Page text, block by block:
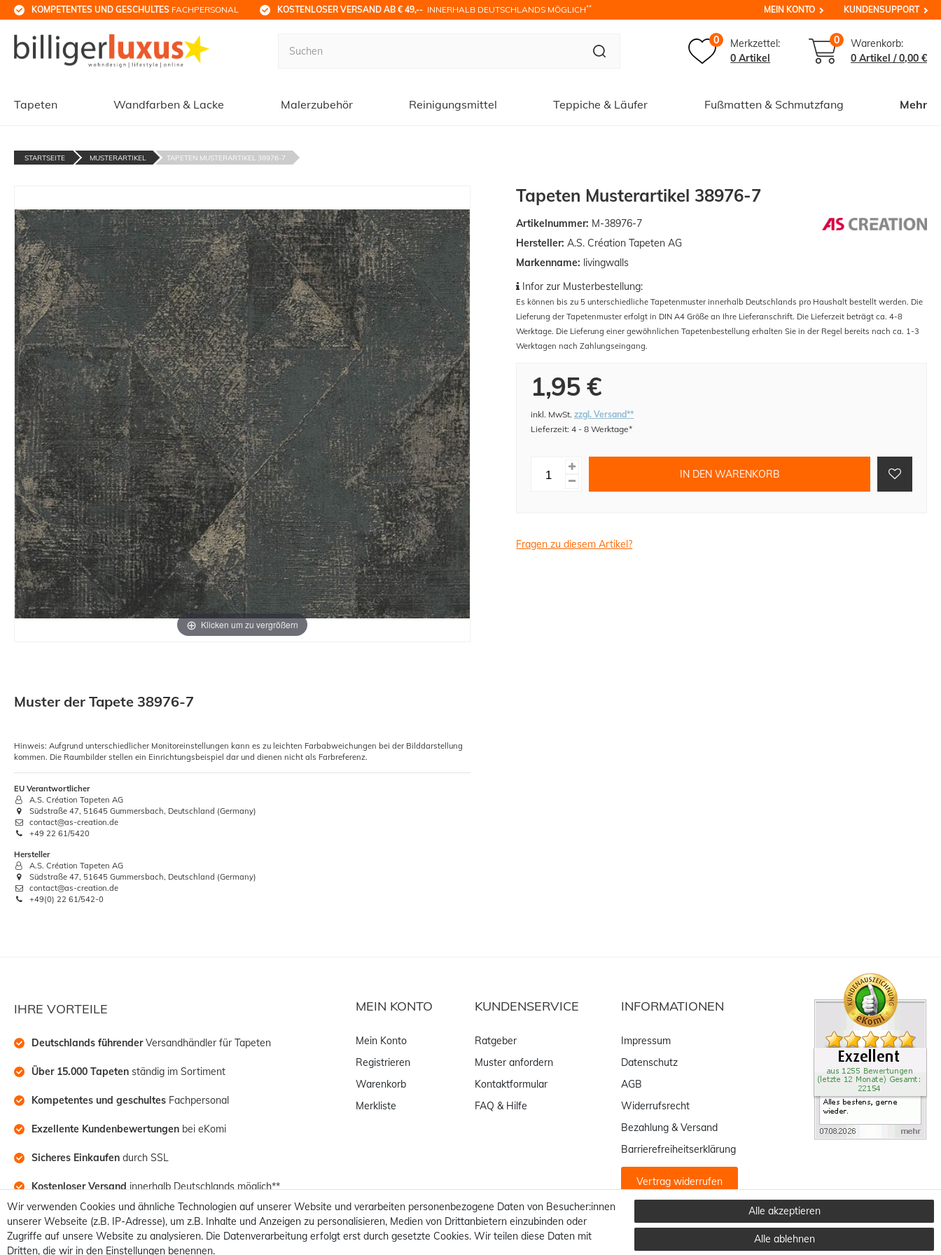
KOMPETENTES UND GESCHULTES FACHPERSONAL KOSTENLOSER VERSAND AB € 49,-- INNERHALB DEUTSCHLANDS MÖGLICH** MEIN KONTO KUNDENSUPPORT
0
Merkzettel:
0 Artikel
0
Warenkorb:
0 Artikel /0,00 €
Tapeten Wandfarben & Lacke Malerzubehör Reinigungsmittel Teppiche & Läufer Fußmatten & Schmutzfang Mehr
STARTSEITE MUSTERARTIKEL TAPETEN MUSTERARTIKEL 38976-7
Klicken um zu vergrößern
Tapeten Musterartikel 38976-7
Artikelnummer: M-38976-7
Hersteller: A.S. Création Tapeten AG
Markenname: livingwalls
Infor zur Musterbestellung:
Es können bis zu 5 unterschiedliche Tapetenmuster innerhalb Deutschlands pro Haushalt bestellt werden. Die
Lieferung der Tapetenmuster erfolgt in DIN A4 Größe an Ihre Lieferanschrift. Die Lieferzeit beträgt ca. 4-8
Werktage. Die Lieferung einer gewöhnlichen Tapetenbestellung erhalten Sie in der Regel bereits nach ca. 1-3
Werktagen nach Zahlungseingang.
1,95 €
inkl. MwSt.zzgl. Versand**
Lieferzeit: 4 - 8 Werktage*
IN DEN WARENKORB
Fragen zu diesem Artikel?
Muster der Tapete 38976-7
Hinweis: Aufgrund unterschiedlicher Monitoreinstellungen kann es zu leichten Farbabweichungen bei der Bilddarstellung
kommen. Die Raumbilder stellen ein Einrichtungsbeispiel dar und dienen nicht als Farbreferenz.
EU Verantwortlicher
A.S. Création Tapeten AG
Südstraße 47, 51645 Gummersbach, Deutschland (Germany)
contact@as-creation.de
+49 22 61/5420
Hersteller
A.S. Création Tapeten AG
Südstraße 47, 51645 Gummersbach, Deutschland (Germany)
contact@as-creation.de
+49(0) 22 61/542-0
IHRE VORTEILE
Deutschlands führender Versandhändler für Tapeten
Über 15.000 Tapeten ständig im Sortiment
Kompetentes und geschultes Fachpersonal
Exzellente Kundenbewertungen bei eKomi
Sicheres Einkaufen durch SSL
Kostenloser Versand innerhalb Deutschlands möglich**
MEIN KONTO
Mein Konto
Registrieren
Warenkorb
Merkliste
KUNDENSERVICE
Ratgeber
Muster anfordern
Kontaktformular
FAQ & Hilfe
INFORMATIONEN
Impressum
Datenschutz
AGB
Widerrufsrecht
Bezahlung & Versand
Barrierefreiheitserklärung
Vertrag widerrufen
Wir verwenden Cookies und ähnliche Technologien auf unserer Website und verarbeiten personenbezogene Daten von Besucher:innen
unserer Webseite (z.B. IP-Adresse), um z.B. Inhalte und Anzeigen zu personalisieren, Medien von Drittanbietern einzubinden oder
Zugriffe auf unsere Website zu analysieren. Die Datenverarbeitung erfolgt erst durch gesetzte Cookies. Wir teilen diese Daten mit
Dritten, die wir in den Einstellungen benennen.
Alle akzeptieren
Alle ablehnen